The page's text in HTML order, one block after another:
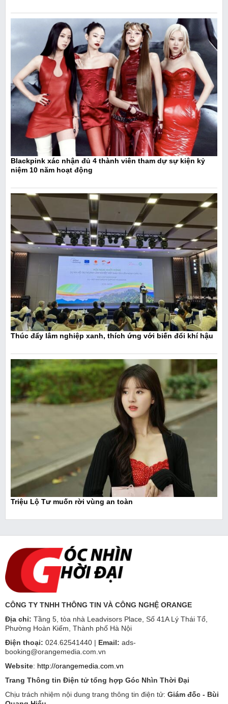
Blackpink xác nhận đủ 4 thành viên tham dự sự kiện kỷ
niệm 10 năm hoạt động
Thúc đẩy lâm nghiệp xanh, thích ứng với biến đổi khí hậu
Triệu Lộ Tư muốn rời vùng an toàn
CÔNG TY TNHH THÔNG TIN VÀ CÔNG NGHỆ ORANGE
Địa chỉ: Tầng 5, tòa nhà Leadvisors Place, Số 41A Lý Thái Tổ,
Phường Hoàn Kiếm, Thành phố Hà Nội
Điện thoại: 024.62541440 | Email: ads-
booking@orangemedia.com.vn
Website: http://orangemedia.com.vn
Trang Thông tin Điện tử tổng hợp Góc Nhìn Thời Đại
Chịu trách nhiệm nội dung trang thông tin điện tử: Giám đốc - Bùi